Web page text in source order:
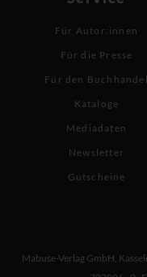
Für Autor:innen
Für die Presse
Für den Buchhandel
Kataloge
Mediadaten
Newsletter
Gutscheine
Mabuse-Verlag GmbH